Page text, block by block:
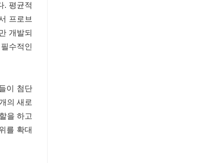
. 평균적
프로브
개발되
수적인
이 첨단
의 새로
을 하고
를 확대